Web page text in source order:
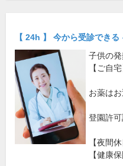
【 24h 】 今から受診できる
子供の
【ご自
お薬は
登園許
【夜間
【健康